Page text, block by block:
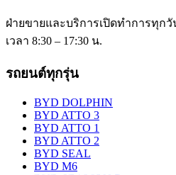
ฝ่ายขายและบริการเปิดทำการทุกวั
เวลา 8:30 – 17:30 น.
รถยนต์ทุกรุ่น
BYD DOLPHIN
BYD ATTO 3
BYD ATTO 1
BYD ATTO 2
BYD SEAL
BYD M6